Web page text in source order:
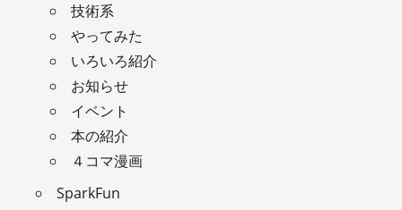
技術系
やってみた
いろいろ紹介
お知らせ
イベント
本の紹介
４コマ漫画
SparkFun